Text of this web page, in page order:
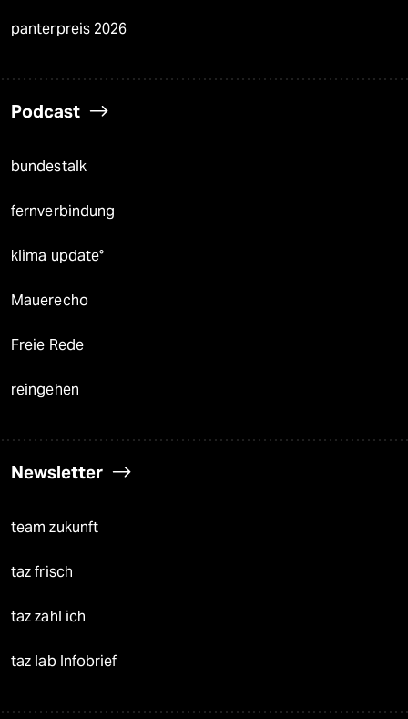
panterpreis 2026
Podcast
bundestalk
fernverbindung
klima update°
Mauerecho
Freie Rede
reingehen
Newsletter
team zukunft
taz frisch
taz zahl ich
taz lab Infobrief